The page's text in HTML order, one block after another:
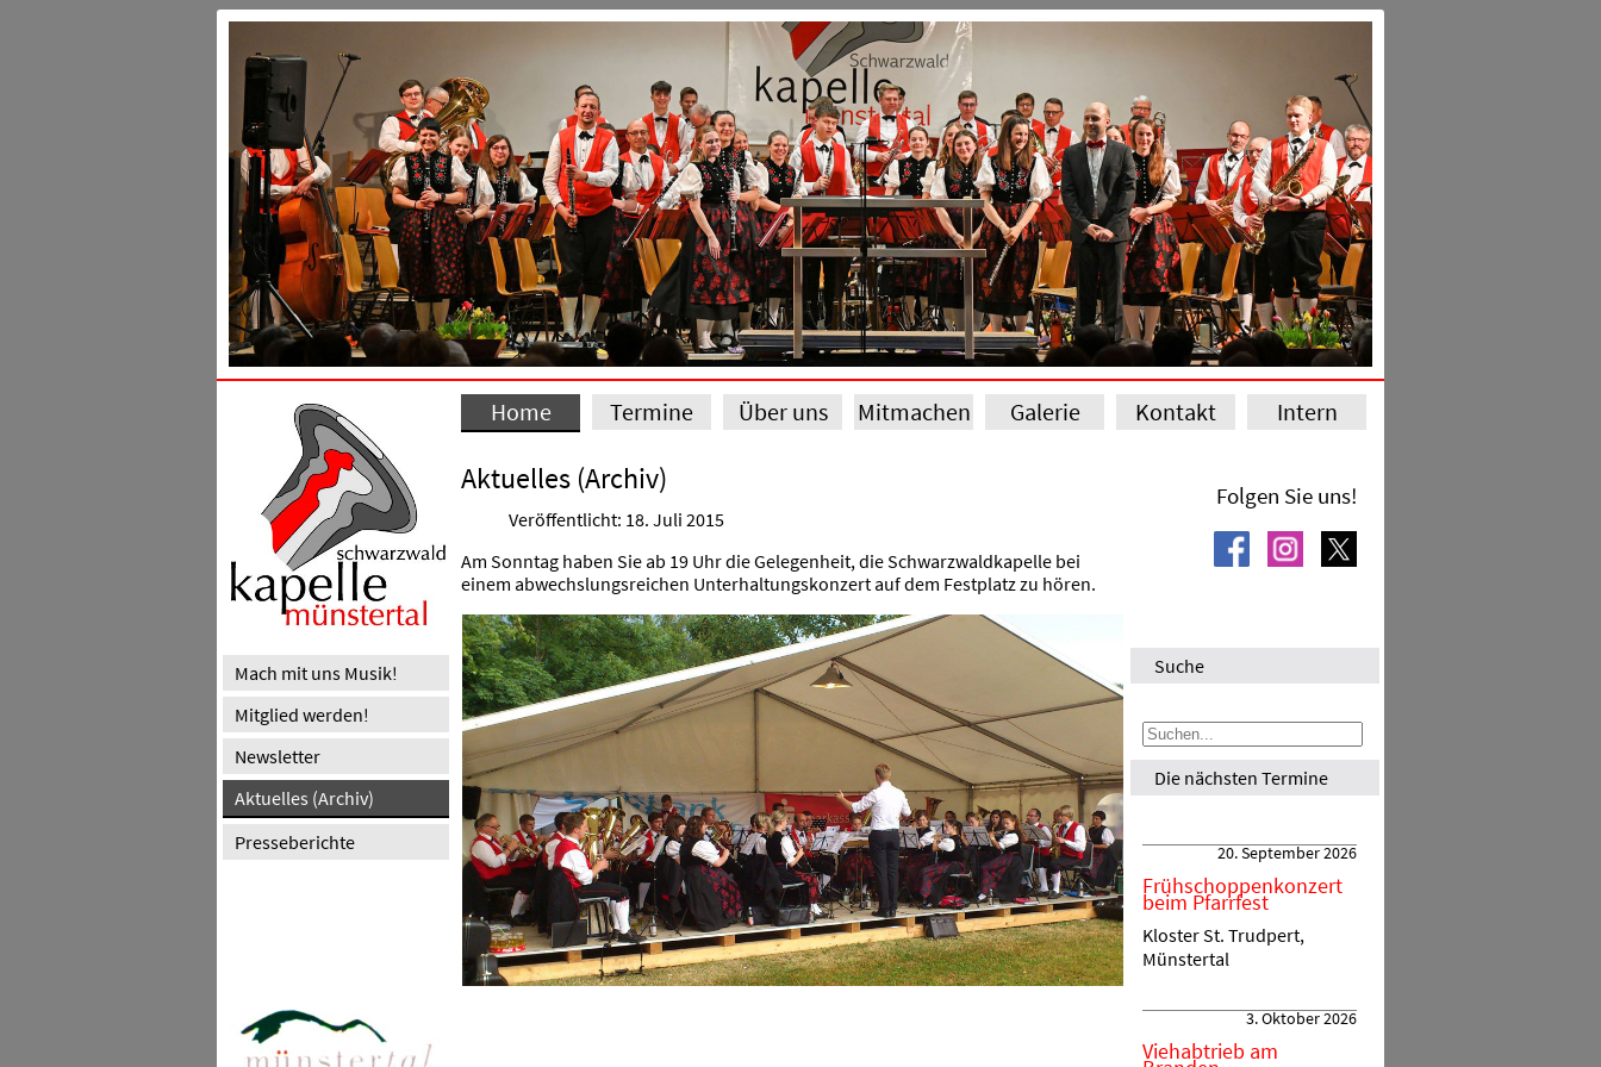
Mach mit uns Musik!
Mitglied werden!
Newsletter
Aktuelles (Archiv)
Presseberichte
Home Termine Über uns Mitmachen Galerie Kontakt Intern
Aktuelles (Archiv)
Veröffentlicht: 18. Juli 2015
Am Sonntag haben Sie ab 19 Uhr die Gelegenheit, die Schwarzwaldkapelle bei
einem abwechslungsreichen Unterhaltungskonzert auf dem Festplatz zu hören.
Folgen Sie uns!
Suche
Die nächsten Termine
20. September 2026
Frühschoppenkonzert
beim Pfarrfest
Kloster St. Trudpert,
Münstertal
3. Oktober 2026
Viehabtrieb am